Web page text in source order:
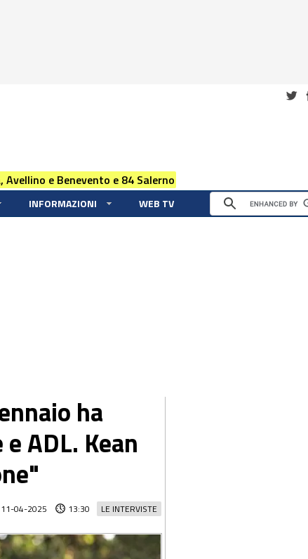
e Benevento e 84 Salerno
INFORMAZIONI WEB TV
ha
ADL. Kean
LE INTERVISTE
11-04-2025 13:30